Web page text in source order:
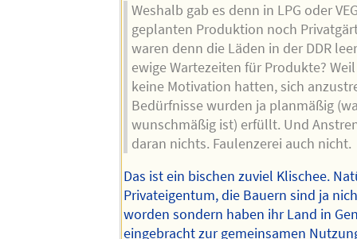
Weshalb gab es denn in LPG oder
geplanten Produktion noch
waren denn die Läden in der DDR
ewige Wartezeiten für Produkte?
keine Motivation hatten, sich
Bedürfnisse wurden ja planmäßig
wunschmäßig ist) erfüllt. Und
daran nichts. Faulenzerei auch nicht.
Das ist ein bischen zuviel Klischee.
Privateigentum, die Bauern sind ja
worden sondern haben ihr Land in
eingebracht zur gemeinsamen